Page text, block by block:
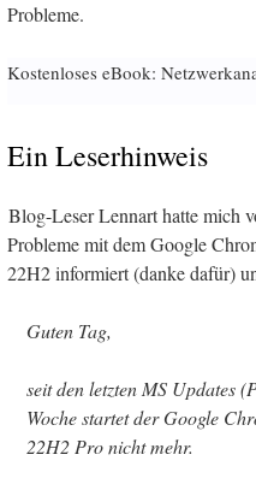
Probleme.
Kostenloses eBook:
Ein Leserhinweis
Blog-Leser Lennart hatte mich
Probleme mit dem Google
22H2 informiert (danke dafür)
Guten Tag,
seit den letzten MS Updates
Woche startet der Google
22H2 Pro nicht mehr.